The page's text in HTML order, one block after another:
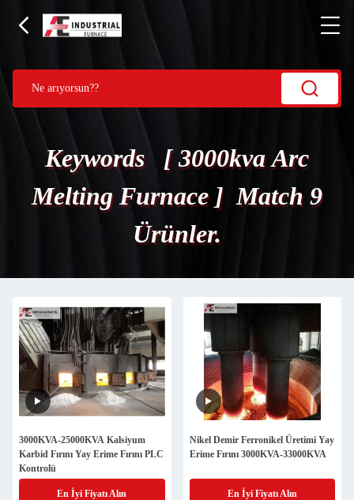
Keywords [ 3000kva Arc
Melting Furnace ] Match 9
Ürünler.
3000KVA-25000KVA Kalsiyum
Karbid Fırını Yay Erime Fırını PLC
Kontrolü
En İyi Fiyatı Alın
Nikel Demir Ferronikel Üretimi Yay
Erime Fırını 3000KVA-33000KVA
En İyi Fiyatı Alın